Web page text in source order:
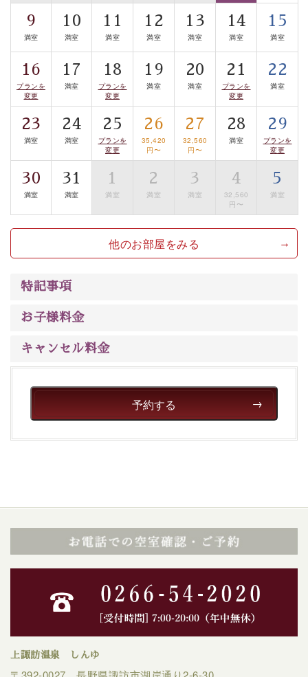
【旅】
■諏訪大社4社を巡る無料参拝バス
豊富な知識を持ったドライバー兼ガイドが諏訪大社をご
案内します。
事前ご予約制ですので、ご利用ご希望の方
は【3日前まで】にお電話ください。
※交通規制などにより運行できない日がございます
※年末年始及び御柱祭前後は運行しておりません
以上がプラン内容です。
上諏訪温泉“しんゆ”なら諏訪大社など歴史ある諏訪の街
で心癒されます。
清らかな源泉、自然の恵みあるお食事、諏訪湖に包まれ
るお部屋、 大人のたしなみを感じていただける、美しく
癒される宿で贅沢に幸せのときを安心してお過ごしくだ
9
満室
10
満室
11
満室
12
満室
13
満室
14
満室
15
満室
16
プランを
変更
17
満室
18
プランを
変更
19
満室
20
満室
21
プランを
変更
22
満室
23
満室
24
満室
25
プランを
変更
26
35,420
円〜
27
32,560
円〜
28
満室
29
プランを
変更
30
満室
31
満室
1
満室
2
満室
3
満室
4
32,560
円〜
5
満室
他のお部屋をみる
特記事項
お子様料金
キャンセル料金
予約する
上諏訪温泉 しんゆ